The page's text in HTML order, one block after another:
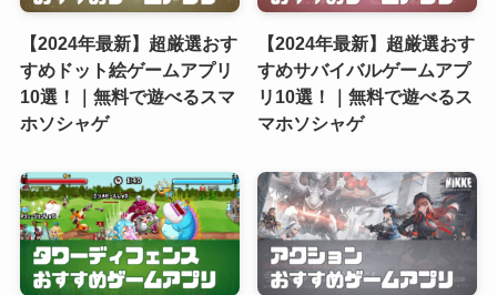
【2024年最新】超厳選おす
すめドット絵ゲームアプリ
10選！｜無料で遊べるスマ
ホソシャゲ
【2024年最新】超厳選おす
すめサバイバルゲームアプ
リ10選！｜無料で遊べるス
マホソシャゲ